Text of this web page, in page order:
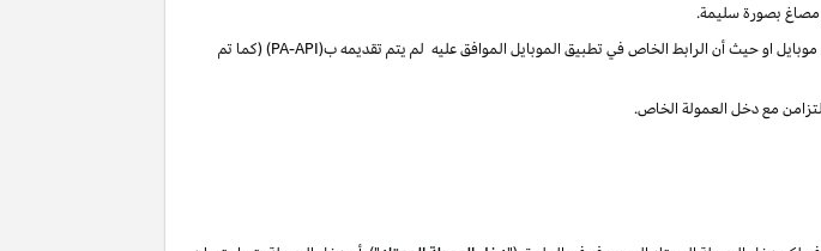
مصاغ بصورة سليمة.
او حيث أن الرابط الخاص في تطبيق الموبايل الموافق عليه لم يتم تقديمه ب(PA-API) (كما تم